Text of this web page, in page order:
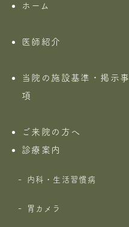
ホーム
医師紹介
当院の施設基準・掲示事
項
ご来院の方へ
診療案内
内科・生活習慣病
胃カメラ